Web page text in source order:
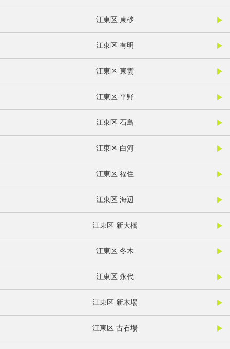
江東区 東砂
江東区 有明
江東区 東雲
江東区 平野
江東区 石島
江東区 白河
江東区 福住
江東区 海辺
江東区 新大橋
江東区 冬木
江東区 永代
江東区 新木場
江東区 古石場